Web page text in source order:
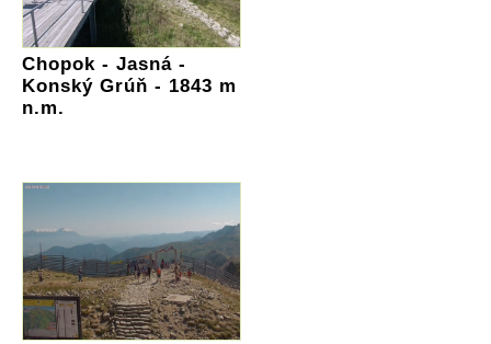
Chopok - Jasná -
Konský Grúň - 1843 m
n.m.